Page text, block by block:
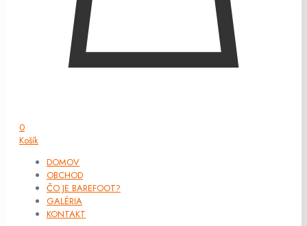
0
Košík
DOMOV
OBCHOD
ČO JE BAREFOOT?
GALÉRIA
KONTAKT